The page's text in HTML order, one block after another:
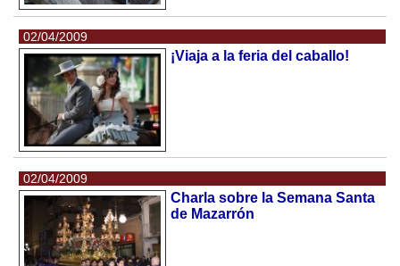
02/04/2009
¡Viaja a la feria del caballo!
02/04/2009
Charla sobre la Semana Santa
de Mazarrón